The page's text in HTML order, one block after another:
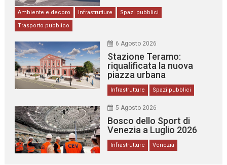
Ambiente e decoro Infrastrutture
Spazi pubblici
Trasporto pubblico
6 Agosto 2026
Stazione Teramo:
riqualificata la nuova
piazza urbana
Infrastrutture Spazi pubblici
5 Agosto 2026
Bosco dello Sport di
Venezia a Luglio 2026
Infrastrutture Venezia